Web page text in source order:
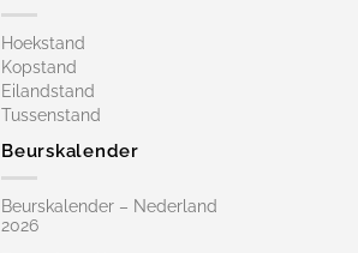
Hoekstand
Kopstand
Eilandstand
Tussenstand
Beurskalender
Beurskalender – Nederland
2026